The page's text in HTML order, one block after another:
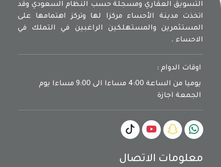
التسويق العقاري ومسجلة حسب النظام السعودي وقد
اتخذت مدينة الأحساء مركزا لها وتركز اهتمامها على
المستثمرين والمستهلكين الراغبين في التملك في
الاحساء .
اوقات الدوام :
يوميا من الساعة 4:00 مساءا الى 9:00 مساءا يوم
الجمعة اجازة
معلومات الاتصال